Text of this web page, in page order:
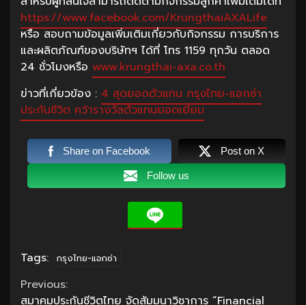
https://www.facebook.com/KrungthaiAXALife
หรือ สอบถามข้อมูลเพิ่มเติมเกี่ยวกับกิจกรรม การบริการ
และผลิตภัณฑ์ของบริษัทฯ ได้ที่ โทร 1159 ทุกวัน ตลอด
24 ชั่วโมงหรือ www.krungthai-axa.co.th
ข่าวที่เกี่ยวข้อง : 4 สุดยอดตัวแทน กรุงไทย-แอกซ่า
ประกันชีวิต คว้ารางวัลตัวแทนยอดเยี่ยม
Share on Facebook Post on X
Follow us
Tags: กรุงไทย-แอกซ่า
Continue
Previous:
สมาคมประกันชีวิตไทย จัดสัมมนาวิชาการ “Financial